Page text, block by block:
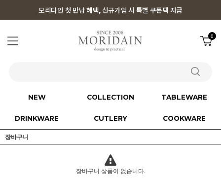
모리다인 첫 만남 혜택, 신규가입 시 특별 쿠폰팩 지급
0
NEW COLLECTION TABLEWARE
DRINKWARE CUTLERY COOKWARE
장바구니
장바구니 상품이 없습니다.